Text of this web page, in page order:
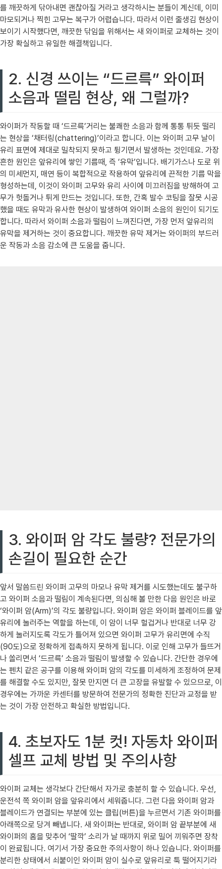
를 깨끗하게 닦아내면 괜찮아질 거라고 생각하시는 분들이 계신데, 이미
마모되거나 찍힌 고무는 복구가 어렵습니다. 따라서 이런 줄생김 현상이
보이기 시작했다면, 깨끗한 닦임을 위해서는 새 와이퍼로 교체하는 것이
가장 확실하고 유일한 해결책입니다.
2. 신경 쓰이는 “드르륵” 와이퍼
소음과 떨림 현상, 왜 그럴까?
와이퍼가 작동할 때 ‘드르륵’거리는 불쾌한 소음과 함께 통통 튀듯 떨리
는 현상을 ‘채터링(chattering)’이라고 합니다. 이는 와이퍼 고무 날이
유리 표면에 제대로 밀착되지 못하고 튕기면서 발생하는 것인데요. 가장
흔한 원인은 앞유리에 쌓인 기름때, 즉 ‘유막’입니다. 배기가스나 도로 위
의 미세먼지, 매연 등이 복합적으로 작용하여 앞유리에 끈적한 기름 막을
형성하는데, 이것이 와이퍼 고무와 유리 사이에 미끄러짐을 방해하여 고
무가 헛돌거나 튀게 만드는 것입니다. 또한, 간혹 발수 코팅을 잘못 시공
했을 때도 유막과 유사한 현상이 발생하여 와이퍼 소음의 원인이 되기도
합니다. 따라서 와이퍼 소음과 떨림이 느껴진다면, 가장 먼저 앞유리의
유막을 제거하는 것이 중요합니다. 깨끗한 유막 제거는 와이퍼의 부드러
운 작동과 소음 감소에 큰 도움을 줍니다.
3. 와이퍼 암 각도 불량? 전문가의
손길이 필요한 순간
앞서 말씀드린 와이퍼 고무의 마모나 유막 제거를 시도했는데도 불구하
고 와이퍼 소음과 떨림이 계속된다면, 의심해 볼 만한 다음 원인은 바로
‘와이퍼 암(Arm)’의 각도 불량입니다. 와이퍼 암은 와이퍼 블레이드를 앞
유리에 눌러주는 역할을 하는데, 이 암이 너무 헐겁거나 반대로 너무 강
하게 눌러지도록 각도가 틀어져 있으면 와이퍼 고무가 유리면에 수직
(90도)으로 정확하게 접촉하지 못하게 됩니다. 이로 인해 고무가 들뜨거
나 쏠리면서 ‘드르륵’ 소음과 떨림이 발생할 수 있습니다. 간단한 경우에
는 펜치 같은 공구를 이용해 와이퍼 암의 각도를 미세하게 조정하여 문제
를 해결할 수도 있지만, 잘못 만지면 더 큰 고장을 유발할 수 있으므로, 이
경우에는 가까운 카센터를 방문하여 전문가의 정확한 진단과 교정을 받
는 것이 가장 안전하고 확실한 방법입니다.
4. 초보자도 1분 컷! 자동차 와이퍼
셀프 교체 방법 및 주의사항
와이퍼 교체는 생각보다 간단해서 자가로 충분히 할 수 있습니다. 우선,
운전석 쪽 와이퍼 암을 앞유리에서 세워줍니다. 그런 다음 와이퍼 암과
블레이드가 연결되는 부분에 있는 클립(버튼)을 누르면서 기존 와이퍼를
아래쪽으로 당겨 빼냅니다. 새 와이퍼는 반대로, 와이퍼 암 끝부분에 새
와이퍼의 홈을 맞추어 ‘딸깍’ 소리가 날 때까지 위로 밀어 끼워주면 장착
이 완료됩니다. 여기서 가장 중요한 주의사항이 하나 있습니다. 와이퍼를
분리한 상태에서 쇠붙이인 와이퍼 암이 실수로 앞유리로 툭 떨어지기라